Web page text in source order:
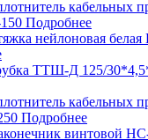
Подробнее
Подробнее